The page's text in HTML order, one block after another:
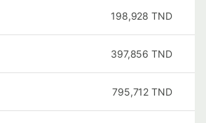
198,928 TND
397,856 TND
795,712 TND